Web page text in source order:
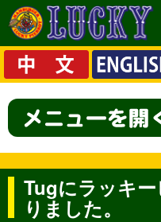
Tugにラッキ
りました。